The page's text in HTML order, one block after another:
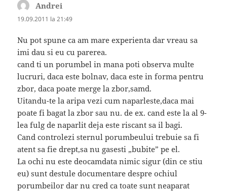
Andrei
19.09.2011 la 21:49
Nu pot spune ca am mare experienta dar vreau sa
imi dau si eu cu parerea.
cand ti un porumbel in mana poti observa multe
lucruri, daca este bolnav, daca este in forma pentru
zbor, daca poate merge la zbor,samd.
Uitandu-te la aripa vezi cum naparleste,daca mai
poate fi bagat la zbor sau nu. de ex. cand este la al 9-
lea fulg de naparlit deja este riscant sa il bagi.
Cand controlezi sternul porumbeului trebuie sa fi
atent sa fie drept,sa nu gasesti „bubite” pe el.
La ochi nu este deocamdata nimic sigur (din ce stiu
eu) sunt destule documentare despre ochiul
porumbeilor dar nu cred ca toate sunt neaparat